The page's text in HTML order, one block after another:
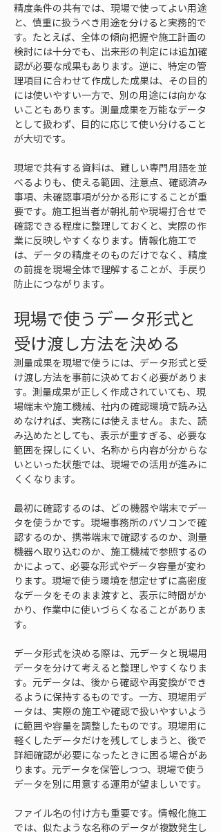
精度条件の共有では、現場で使ってよい用途
と、慎重に扱うべき用途を分けると実務的で
す。たとえば、全体の傾向把握や施工計画の
検討には十分でも、出来形の判定には追加確
認が必要な成果もあります。逆に、特定の管
理項目に合わせて作成した成果は、その目的
には使いやすい一方で、別の用途には向かな
いこともあります。測量成果を万能なデータ
として扱わず、目的に応じて使い分けること
が大切です。
現場で共有する資料は、難しい専門用語を並
べるよりも、使える範囲、注意点、確認済み
事項、未確認事項が分かる形にすることが重
要です。施工担当者が朝礼前や現場打合せで
確認できる程度に整理しておくと、実際の作
業に反映しやすくなります。情報化施工で
は、データの精度そのものだけでなく、精度
の前提を現場全体で理解することが、手戻り
防止につながります。
現場で使うデータ形式と
受け渡し方法を決める
測量成果を現場で使うには、データ形式と受
け渡し方法を事前に決めておく必要がありま
す。測量成果が正しく作成されていても、現
場端末や施工機械、社内の確認環境で読み込
めなければ、実務には使えません。また、読
み込めたとしても、表示が重すぎる、必要な
範囲を探しにくい、名称から内容が分からな
いといった状態では、現場での活用が進みに
くくなります。
最初に確認するのは、どの機器や端末でデー
タを使うかです。現場事務所のパソコンで確
認するのか、携帯端末で確認するのか、測量
機器へ取り込むのか、施工機械で参照するの
かによって、必要な形式やデータ容量が変わ
ります。現場で使う環境を想定せずに高密度
なデータをそのまま渡すと、表示に時間がか
かり、作業中に使いづらくなることがありま
す。
データ形式を決める際は、元データと現場用
データを分けて考えると整理しやすくなりま
す。元データは、後から確認や再変換ができ
るように保持するものです。一方、現場用デ
ータは、実際の施工や確認で扱いやすいよう
に範囲や容量を調整したものです。現場用に
軽くしたデータだけを残してしまうと、後で
詳細確認が必要になったときに困る場合があ
ります。元データを保管しつつ、現場で使う
データを別に用意する運用が望ましいです。
ファイル名の付け方も重要です。情報化施工
では、似たような名称のデータが複数発生し